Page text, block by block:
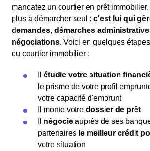
mandatez un courtier en prêt
plus à démarcher seul : c'est lui qui
demandes, démarches
négociations. Voici en quelques
du courtier immobilier :
étudie votre situation
le prisme de votre profil
votre capacité d'emprunt
Il monte votre dossier de prêt
négocie auprès de ses
partenaires le meilleur crédit
votre situation